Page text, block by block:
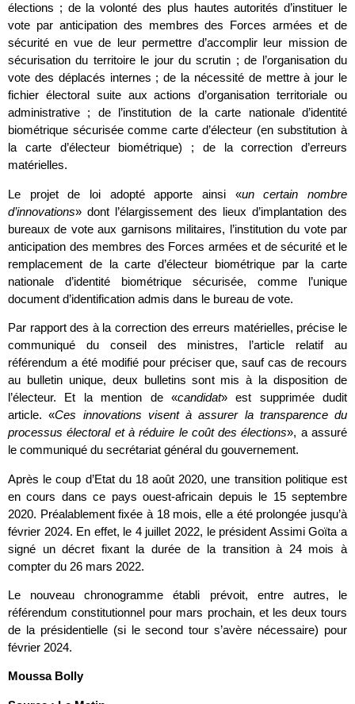
élections ; de la volonté des plus hautes autorités d’instituer le
vote par anticipation des membres des Forces armées et de
sécurité en vue de leur permettre d’accomplir leur mission de
sécurisation du territoire le jour du scrutin ; de l’organisation du
vote des déplacés internes ; de la nécessité de mettre à jour le
fichier électoral suite aux actions d’organisation territoriale ou
administrative ; de l’institution de la carte nationale d’identité
biométrique sécurisée comme carte d’électeur (en substitution à
la carte d’électeur biométrique) ; de la correction d’erreurs
matérielles.
Le projet de loi adopté apporte ainsi «un certain nombre
d’innovations» dont l’élargissement des lieux d’implantation des
bureaux de vote aux garnisons militaires, l’institution du vote par
anticipation des membres des Forces armées et de sécurité et le
remplacement de la carte d’électeur biométrique par la carte
nationale d’identité biométrique sécurisée, comme l’unique
document d’identification admis dans le bureau de vote.
Par rapport des à la correction des erreurs matérielles, précise le
communiqué du conseil des ministres, l’article relatif au
référendum a été modifié pour préciser que, sauf cas de recours
au bulletin unique, deux bulletins sont mis à la disposition de
l’électeur. Et la mention de «candidat» est supprimée dudit
article. «Ces innovations visent à assurer la transparence du
processus électoral et à réduire le coût des élections», a assuré
le communiqué du secrétariat général du gouvernement.
Après le coup d’Etat du 18 août 2020, une transition politique est
en cours dans ce pays ouest-africain depuis le 15 septembre
2020. Préalablement fixée à 18 mois, elle a été prolongée jusqu’à
février 2024. En effet, le 4 juillet 2022, le président Assimi Goïta a
signé un décret fixant la durée de la transition à 24 mois à
compter du 26 mars 2022.
Le nouveau chronogramme établi prévoit, entre autres, le
référendum constitutionnel pour mars prochain, et les deux tours
de la présidentielle (si le second tour s’avère nécessaire) pour
février 2024.
Moussa Bolly